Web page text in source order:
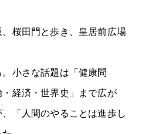
桜田門と歩き、皇居前広場
小さな話題は「健康問
経済・世界史」まで広が
「人間のやることは進歩し